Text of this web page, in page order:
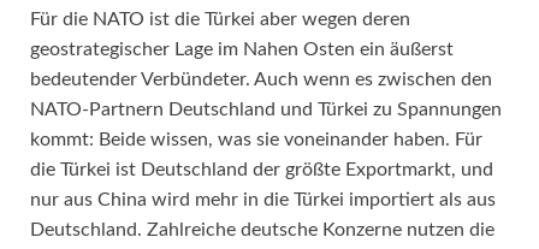
Für die NATO ist die Türkei aber wegen deren
geostrategischer Lage im Nahen Osten ein äußerst
bedeutender Verbündeter. Auch wenn es zwischen den
NATO-Partnern Deutschland und Türkei zu Spannungen
kommt: Beide wissen, was sie voneinander haben. Für
die Türkei ist Deutschland der größte Exportmarkt, und
nur aus China wird mehr in die Türkei importiert als aus
Deutschland. Zahlreiche deutsche Konzerne nutzen die